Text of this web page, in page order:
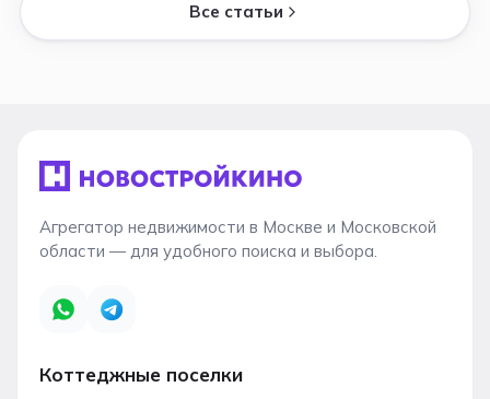
Все статьи
Агрегатор недвижимости в Москве и Московской
области — для удобного поиска и выбора.
Коттеджные поселки